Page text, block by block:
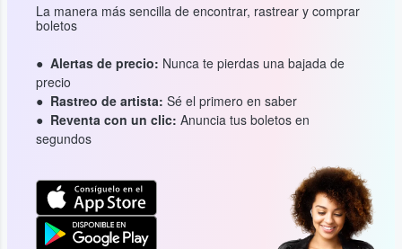
La manera más sencilla de encontrar, rastrear y comprar
boletos
Alertas de precio: Nunca te pierdas una bajada de
precio
Rastreo de artista: Sé el primero en saber
Reventa con un clic: Anuncia tus boletos en
segundos